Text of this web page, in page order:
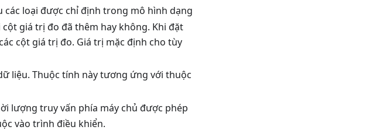
các loại được chỉ định trong mô hình dạng
giá trị đo đã thêm hay không. Khi đặt
cột giá trị đo. Giá trị mặc định cho tùy
liệu. Thuộc tính này tương ứng với thuộc
lượng truy vấn phía máy chủ được phép
vào trình điều khiển.